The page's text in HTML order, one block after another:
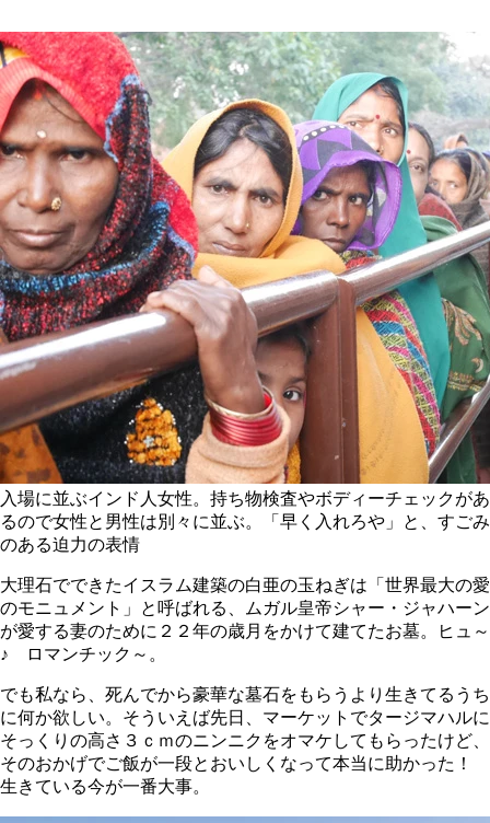
入場に並ぶインド人女性。持ち物検査やボディーチェックがあ
るので女性と男性は別々に並ぶ。「早く入れろや」と、すごみ
のある迫力の表情
大理石でできたイスラム建築の白亜の玉ねぎは「世界最大の愛
のモニュメント」と呼ばれる、ムガル皇帝シャー・ジャハーン
が愛する妻のために２２年の歳月をかけて建てたお墓。ヒュ～
♪ ロマンチック～。
でも私なら、死んでから豪華な墓石をもらうより生きてるうち
に何か欲しい。そういえば先日、マーケットでタージマハルに
そっくりの高さ３ｃｍのニンニクをオマケしてもらったけど、
そのおかげでご飯が一段とおいしくなって本当に助かった！
生きている今が一番大事。